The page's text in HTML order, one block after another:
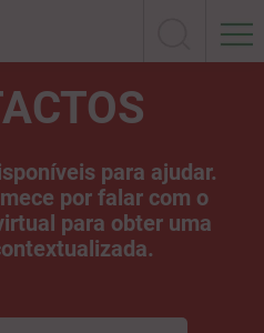
para ajudar.
por falar com o
para obter uma